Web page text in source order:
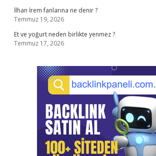
İlhan İrem fanlarına ne denir ?
Temmuz 19, 2026
Et ve yoğurt neden birlikte yenmez ?
Temmuz 17, 2026